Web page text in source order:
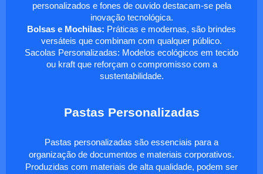
personalizados e fones de ouvido destacam-se pela
inovação tecnológica.
Bolsas e Mochilas: Práticas e modernas, são brindes
versáteis que combinam com qualquer público.
Sacolas Personalizadas: Modelos ecológicos em tecido
ou kraft que reforçam o compromisso com a
sustentabilidade.
Pastas Personalizadas
Pastas personalizadas são essenciais para a
organização de documentos e materiais corporativos.
Produzidas com materiais de alta qualidade, podem ser